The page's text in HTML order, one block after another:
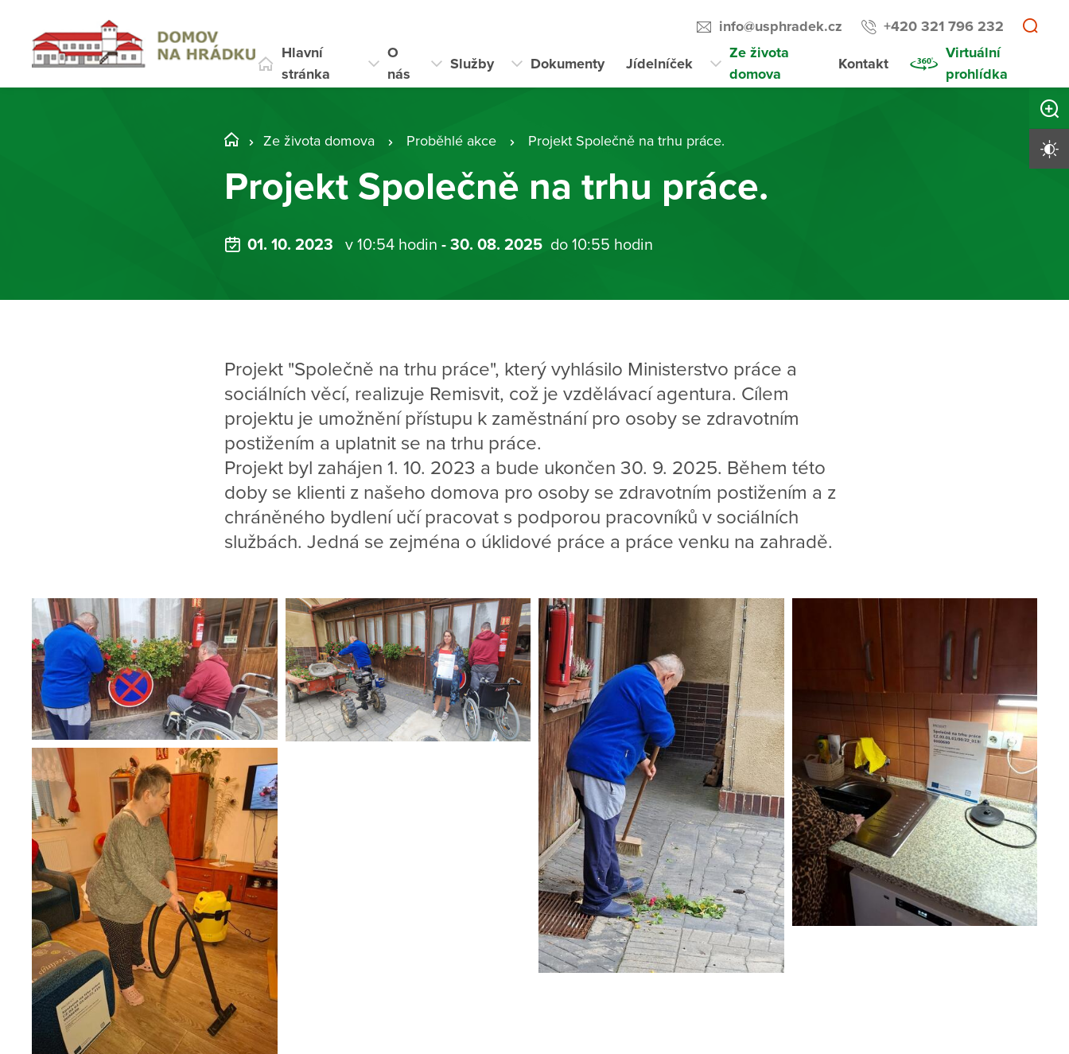
info@usphradek.cz
+420 321 796 232
Hlavní
stránka
O
nás
Služby Dokumenty Jídelníček
Ze života
domova
Kontakt
Virtuální
prohlídka
Ze života domova Proběhlé akce Projekt Společně na trhu práce.
Projekt Společně na trhu práce.
01. 10. 2023 v 10:54 hodin - 30. 08. 2025 do 10:55 hodin
Projekt "Společně na trhu práce", který vyhlásilo Ministerstvo práce a
sociálních věcí, realizuje Remisvit, což je vzdělávací agentura. Cílem
projektu je umožnění přístupu k zaměstnání pro osoby se zdravotním
postižením a uplatnit se na trhu práce.
Projekt byl zahájen 1. 10. 2023 a bude ukončen 30. 9. 2025. Během této
doby se klienti z našeho domova pro osoby se zdravotním postižením a z
chráněného bydlení učí pracovat s podporou pracovníků v sociálních
službách. Jedná se zejména o úklidové práce a práce venku na zahradě.